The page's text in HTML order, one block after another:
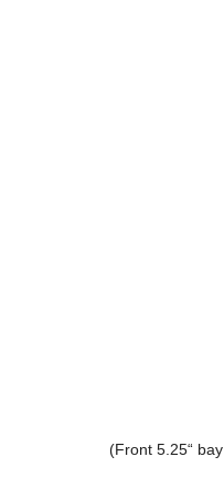
(Front 5.25“ bay